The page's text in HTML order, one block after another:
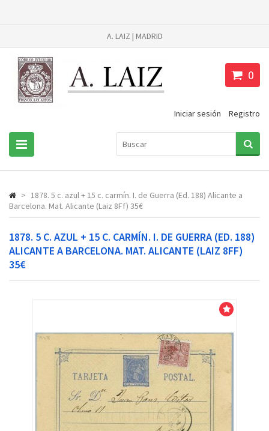
A. LAIZ | MADRID
0
Iniciar sesión Registro
> 1878. 5 c. azul + 15 c. carmín. I. de Guerra (Ed. 188) Alicante a
Barcelona. Mat. Alicante (Laiz 8Ff) 35€
1878. 5 C. AZUL + 15 C. CARMÍN. I. DE GUERRA (ED. 188)
ALICANTE A BARCELONA. MAT. ALICANTE (LAIZ 8FF)
35€